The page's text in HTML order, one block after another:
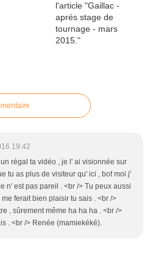
19:42
régal ta vidéo , je l' ai visionnée sur
tu as plus de visiteur qu' ici , bof moi j'
n' est pas pareil . <br /> Tu peux aussi
ferait bien plaisir tu sais . <br />
, sûrement même ha ha ha . <br />
. <br /> Renée (mamiekéké).